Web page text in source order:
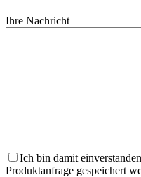
Ihre Nachricht
Ich bin damit
Produktanfrage gespeichert